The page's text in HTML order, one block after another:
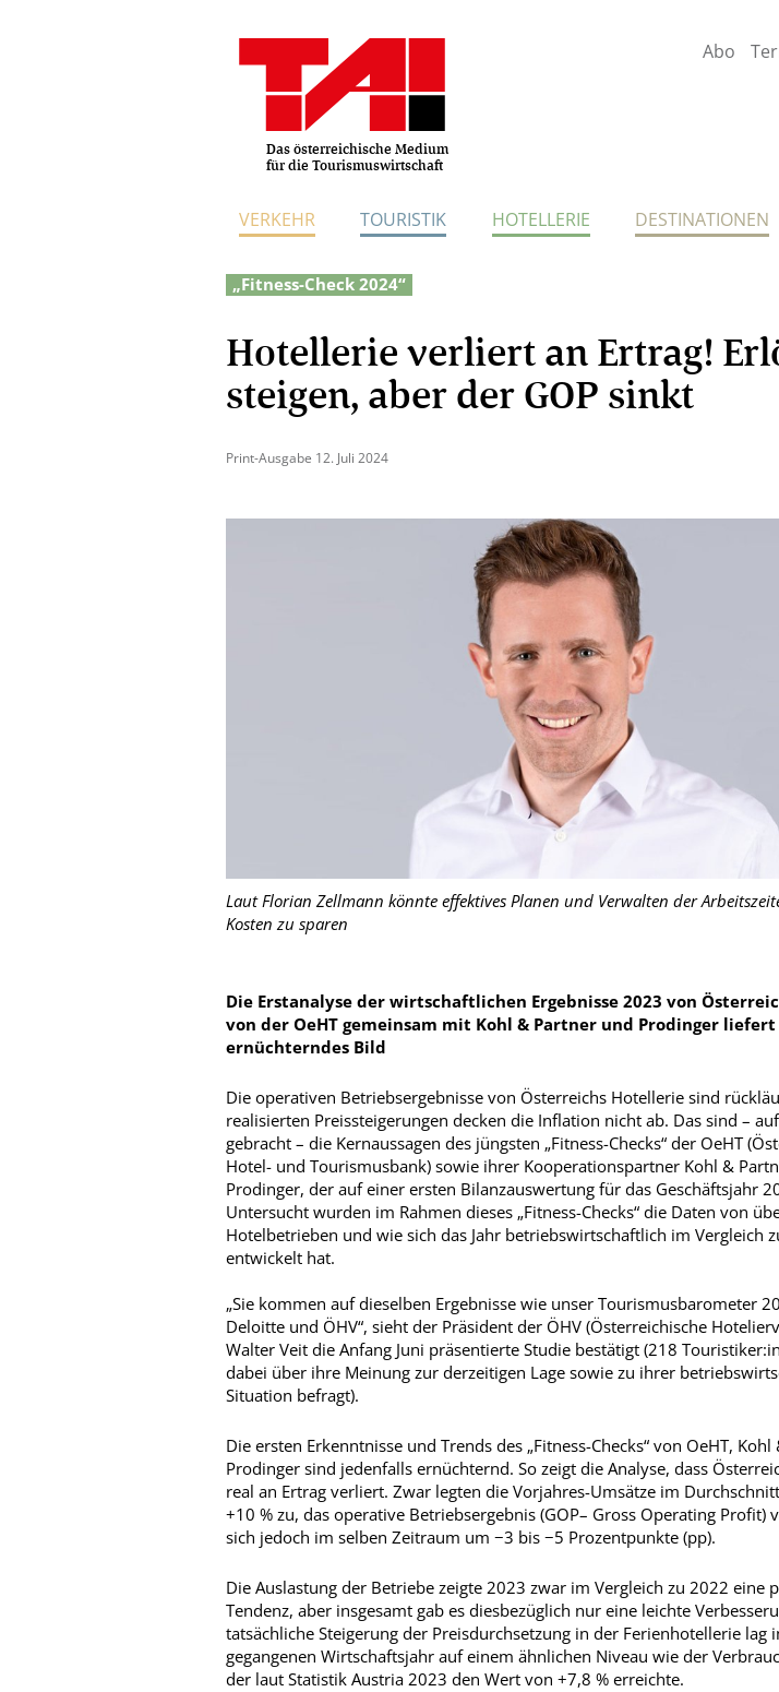
Das österreichische Medium
für die Tourismuswirtschaft
Abo
VERKEHR TOURISTIK HOTELLERIE DESTINATIONEN
„Fitness-Check 2024“
Hotellerie verliert an Ertrag!
steigen, aber der GOP sinkt
Print-Ausgabe 12. Juli 2024
Laut Florian Zellmann könnte effektives Planen und Verwalten der
Kosten zu sparen
Die Erstanalyse der wirtschaftlichen Ergebnisse 2023 von
von der OeHT gemeinsam mit Kohl & Partner und Prodinger
ernüchterndes Bild
Die operativen Betriebsergebnisse von Österreichs Hotellerie sind
realisierten Preissteigerungen decken die Inflation nicht ab. Das sind –
gebracht – die Kernaussagen des jüngsten „Fitness-Checks“ der OeHT
Hotel- und Tourismusbank) sowie ihrer Kooperationspartner Kohl &
Prodinger, der auf einer ersten Bilanzauswertung für das Geschäftsjahr
Untersucht wurden im Rahmen dieses „Fitness-Checks“ die Daten von
Hotelbetrieben und wie sich das Jahr betriebswirtschaftlich im Vergleich
entwickelt hat.
„Sie kommen auf dieselben Ergebnisse wie unser Tourismusbarometer
Deloitte und ÖHV“, sieht der Präsident der ÖHV (Österreichische
Walter Veit die Anfang Juni präsentierte Studie bestätigt (218
dabei über ihre Meinung zur derzeitigen Lage sowie zu ihrer
Situation befragt).
Die ersten Erkenntnisse und Trends des „Fitness-Checks“ von OeHT,
Prodinger sind jedenfalls ernüchternd. So zeigt die Analyse, dass
real an Ertrag verliert. Zwar legten die Vorjahres-Umsätze im
+10 % zu, das operative Betriebsergebnis (GOP– Gross Operating Profit)
sich jedoch im selben Zeitraum um −3 bis −5 Prozentpunkte (pp).
Die Auslastung der Betriebe zeigte 2023 zwar im Vergleich zu 2022 eine
Tendenz, aber insgesamt gab es diesbezüglich nur eine leichte
tatsächliche Steigerung der Preisdurchsetzung in der Ferienhotellerie lag
gegangenen Wirtschaftsjahr auf einem ähnlichen Niveau wie der
der laut Statistik Austria 2023 den Wert von +7,8 % erreichte.